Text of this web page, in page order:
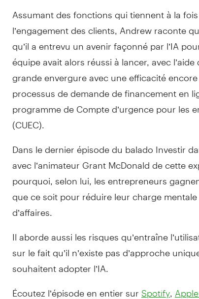
Assumant des fonctions qui tiennent à la
l’engagement des clients, Andrew raconte
qu’il a entrevu un avenir façonné par l’IA
équipe avait alors réussi à lancer, avec
grande envergure avec une efficacité
processus de demande de financement en
programme de Compte d’urgence pour les
(CUEC).
Dans le dernier épisode du balado Investir
avec l’animateur Grant McDonald de cette
pourquoi, selon lui, les entrepreneurs
que ce soit pour réduire leur charge
d’affaires.
Il aborde aussi les risques qu’entraîne
sur le fait qu’il n’existe pas d’approche
souhaitent adopter l’IA.
Écoutez l’épisode en entier sur Spotify